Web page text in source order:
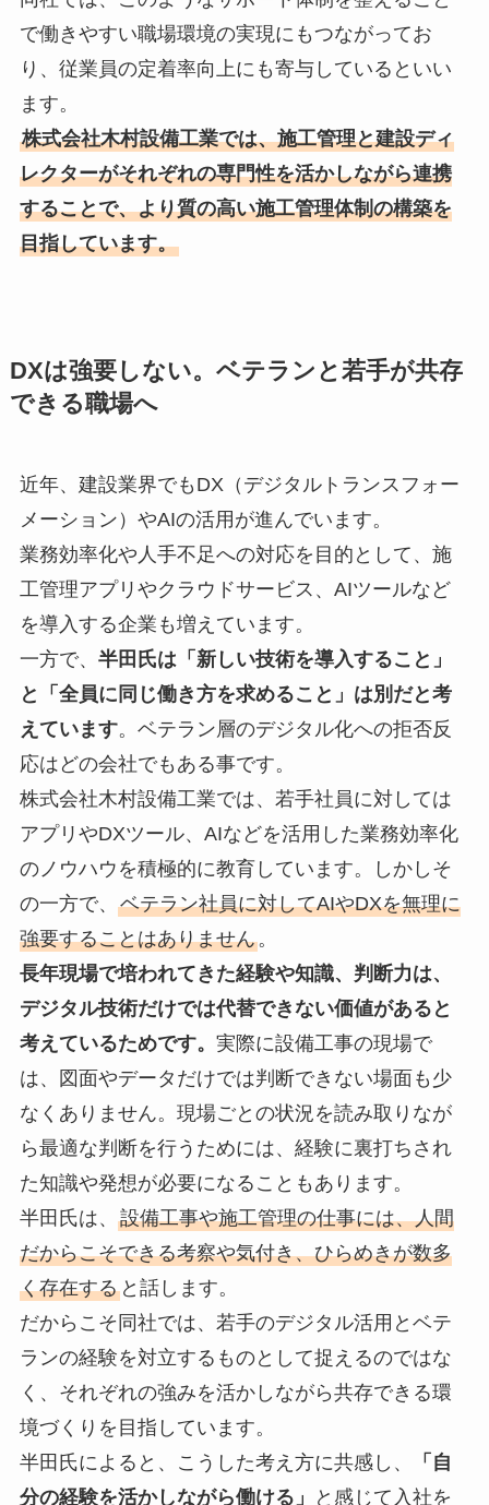
で働きやすい職場環境の実現にもつながってお
り、従業員の定着率向上にも寄与しているといい
ます。
株式会社木村設備工業では、施工管理と建設ディ
レクターがそれぞれの専門性を活かしながら連携
することで、より質の高い施工管理体制の構築を
目指しています。
DXは強要しない。ベテランと若手が共存
できる職場へ
近年、建設業界でもDX（デジタルトランスフォー
メーション）やAIの活用が進んでいます。
業務効率化や人手不足への対応を目的として、施
工管理アプリやクラウドサービス、AIツールなど
を導入する企業も増えています。
一方で、 半田氏は「新しい技術を導入すること」
と「全員に同じ働き方を求めること」は別だと考
えています。ベテラン層のデジタル化への拒否反
応はどの会社でもある事です。
株式会社木村設備工業では、若手社員に対しては
アプリやDXツール、AIなどを活用した業務効率化
のノウハウを積極的に教育しています。しかしそ
の一方で、 ベテラン社員に対してAIやDXを無理に
強要することはありません。
長年現場で培われてきた経験や知識、判断力は、
デジタル技術だけでは代替できない価値があると
考えているためです。 実際に設備工事の現場で
は、図面やデータだけでは判断できない場面も少
なくありません。現場ごとの状況を読み取りなが
ら最適な判断を行うためには、経験に裏打ちされ
た知識や発想が必要になることもあります。
半田氏は、 設備工事や施工管理の仕事には、人間
だからこそできる考察や気付き、ひらめきが数多
く存在すると話します。
だからこそ同社では、若手のデジタル活用とベテ
ランの経験を対立するものとして捉えるのではな
く、それぞれの強みを活かしながら共存できる環
境づくりを目指しています。
半田氏によると、こうした考え方に共感し、
「自
分の経験を活かしながら働ける」
と感じて入社を